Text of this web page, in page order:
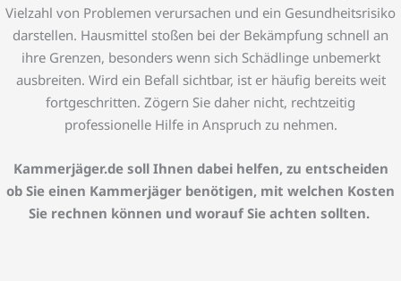
Vielzahl von Problemen verursachen und ein Gesundheitsrisiko
darstellen. Hausmittel stoßen bei der Bekämpfung schnell an
ihre Grenzen, besonders wenn sich Schädlinge unbemerkt
ausbreiten. Wird ein Befall sichtbar, ist er häufig bereits weit
fortgeschritten. Zögern Sie daher nicht, rechtzeitig
professionelle Hilfe in Anspruch zu nehmen.
Kammerjäger.de soll Ihnen dabei helfen, zu entscheiden
ob Sie einen Kammerjäger benötigen, mit welchen Kosten
Sie rechnen können und worauf Sie achten sollten.